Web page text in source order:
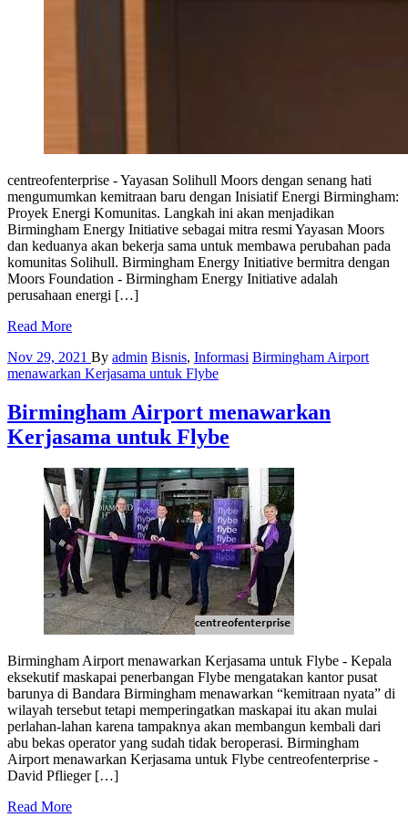
centreofenterprise - Yayasan Solihull Moors dengan senang hati
mengumumkan kemitraan baru dengan Inisiatif Energi Birmingham:
Proyek Energi Komunitas. Langkah ini akan menjadikan
Birmingham Energy Initiative sebagai mitra resmi Yayasan Moors
dan keduanya akan bekerja sama untuk membawa perubahan pada
komunitas Solihull. Birmingham Energy Initiative bermitra dengan
Moors Foundation - Birmingham Energy Initiative adalah
perusahaan energi […]
Read More
Nov 29, 2021 By admin Bisnis, Informasi Birmingham Airport
menawarkan Kerjasama untuk Flybe
Birmingham Airport menawarkan
Kerjasama untuk Flybe
Birmingham Airport menawarkan Kerjasama untuk Flybe - Kepala
eksekutif maskapai penerbangan Flybe mengatakan kantor pusat
barunya di Bandara Birmingham menawarkan “kemitraan nyata” di
wilayah tersebut tetapi memperingatkan maskapai itu akan mulai
perlahan-lahan karena tampaknya akan membangun kembali dari
abu bekas operator yang sudah tidak beroperasi. Birmingham
Airport menawarkan Kerjasama untuk Flybe centreofenterprise -
David Pflieger […]
Read More